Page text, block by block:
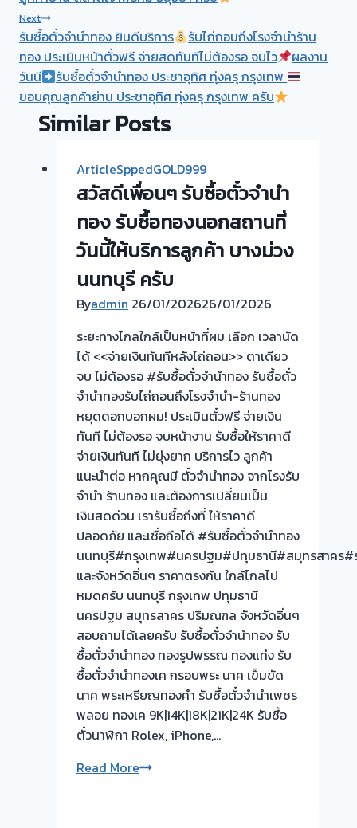
Next
รับซื้อตั๋วจำนำทอง ยินดีบริการ
รับไถ่ถอนถึงโรงจำนำร้าน
ทอง ประเมินหน้าตั๋วฟรี จ่ายสดทันทีไม่ต้องรอ จบไว
ผลงาน
วันนี
รับซื้อตั๋วจำนำทอง ประชาอุทิศ ทุ่งครุ กรุงเทพ
ขอบคุณลูกค้าย่าน ประชาอุทิศ ทุ่งครุ กรุงเทพ ครับ
Similar Posts
ArticleSppedGOLD999
สวัสดีเพื่อนๆ รับซื้อตั๋วจำนำ
ทอง รับซื้อทองนอกสถานที่
วันนี้ให้บริการลูกค้า บางม่วง
นนทบุรี ครับ
Byadmin 26/01/202626/01/2026
ระยะทางไกลใกล้เป็นหน้าที่ผม เลือก เวลานัด
ได้ <<จ่ายเงินทันทีหลังไถ่ถอน>> ตาเดียว
จบ ไม่ต้องรอ #รับซื้อตั๋วจำนำทอง รับซื้อตั๋ว
จำนำทองรับไถ่ถอนถึงโรงจำนำ-ร้านทอง
หยุดดอกบอกผม! ประเมินตั๋วฟรี จ่ายเงิน
ทันที ไม่ต้องรอ จบหน้างาน รับซื้อให้ราคาดี
จ่ายเงินทันที ไม่ยุ่งยาก บริการไว ลูกค้า
แนะนำต่อ หากคุณมี ตั๋วจำนำทอง จากโรงรับ
จำนำ ร้านทอง และต้องการเปลี่ยนเป็น
เงินสดด่วน เรารับซื้อถึงที่ ให้ราคาดี
ปลอดภัย และเชื่อถือได้ #รับซื้อตั๋วจำนำทอง
นนทบุรี#กรุงเทพ#นครปฐม#ปทุมธานี#สมุทรสาคร#
และจังหวัดอิ่นๆ ราคาตรงกัน ใกล้ไกลไป
หมดครับ นนทบุรี กรุงเทพ ปทุมธานี
นครปฐม สมุทรสาคร ปริมณฑล จังหวัดอิ่นๆ
สอบถามได้เลยครับ รับซื้อตั๋วจำนำทอง รับ
ซื้อตั๋วจำนำทอง ทองรูปพรรณ ทองแท่ง รับ
ซื้อตั๋วจำนำทองเค กรอบพระ นาค เข็มขัด
นาค พระเหรียญทองคำ รับซื้อตั๋วจำนำเพชร
พลอย ทองเค 9K|14K|18K|21K|24K รับซื้อ
ตั๋วนาฬิกา Rolex, iPhone,…
Read Moreสวัสดี